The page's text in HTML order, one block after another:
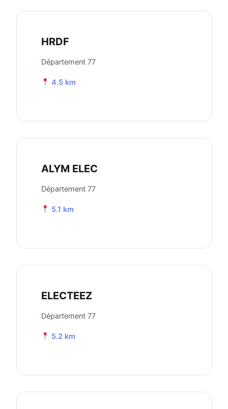
HRDF
Département 77
4.5 km
ALYM ELEC
Département 77
5.1 km
ELECTEEZ
Département 77
5.2 km